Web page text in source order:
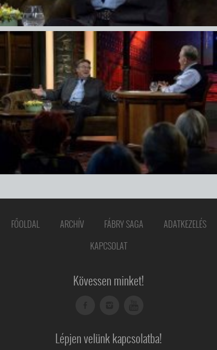
FŐOLDAL ARCHÍV FÁBRY SAGA
ADATKEZELÉS
KAPCSOLAT
Kövessen minket!
Lépjen velünk kapcsolatba!